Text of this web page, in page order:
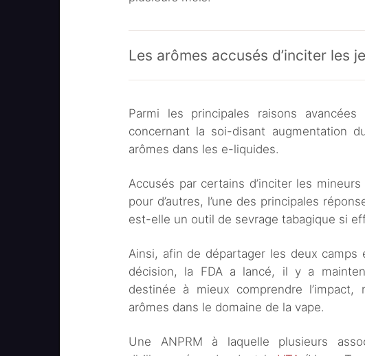
Les arômes accusés d’inciter les
Parmi les principales raisons
concernant la soi-disant augmentation
arômes dans les e-liquides.
Accusés par certains d’inciter les
pour d’autres, l’une des principales
est-elle un outil de sevrage tabagique si
Ainsi, afin de départager les deux
décision, la FDA a lancé, il y a
destinée à mieux comprendre l’impact,
arômes dans le domaine de la vape.
Une ANPRM à laquelle plusieurs